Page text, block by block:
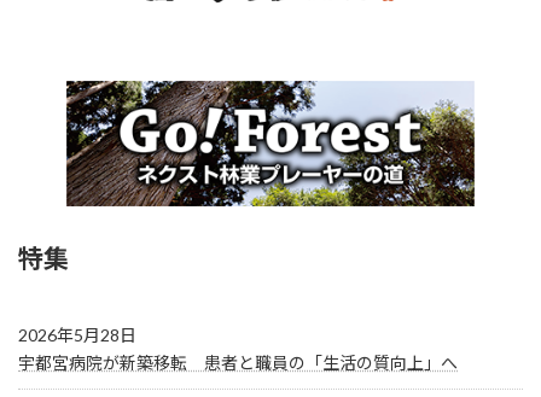
特集
2026年5月28日
宇都宮病院が新築移転 患者と職員の「生活の質向上」へ